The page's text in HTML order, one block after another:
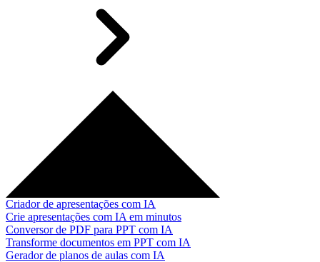
Criador de apresentações com IA
Crie apresentações com IA em minutos
Conversor de PDF para PPT com IA
Transforme documentos em PPT com IA
Gerador de planos de aulas com IA